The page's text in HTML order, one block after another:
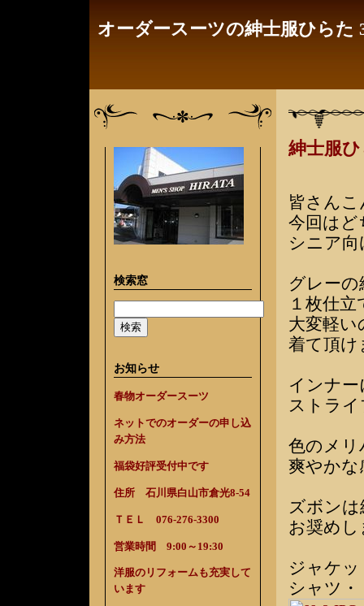
オーダースーツの紳士服ひら
検索窓
お知らせ
春物オーダースーツ
ネットでのオーダーの申し込
み方法
福袋好評受付中です
住所 石川県白山市倉光8-54
ＴＥＬ 076-276-3300
営業時間 9:00～19:30
洋服のリフォームも充実して
います
紳士服
皆さん
今回は
シニア
グレー
１枚仕
大変軽い
着て頂け
インナ
ストラ
色のメ
爽やかな
ズボン
お奨めし
ジャケッ
シャツ・